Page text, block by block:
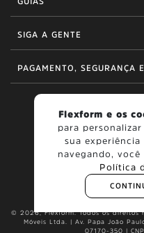
SIGA A GENTE
PAGAMENTO, SEGURANÇA
BOM
© 2026, Flexform. Todos os direitos
Móveis Ltda. | Av. Papa João
07170-350 |
Flexform e os
para
sua
navegando,
Política